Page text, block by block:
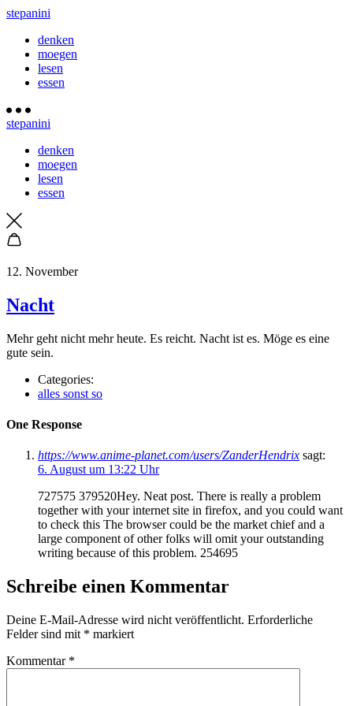
stepanini
denken
moegen
lesen
essen
stepanini
denken
moegen
lesen
essen
12. November
Nacht
Mehr geht nicht mehr heute. Es reicht. Nacht ist es. Möge es eine
gute sein.
Categories:
alles sonst so
One Response
https://www.anime-planet.com/users/ZanderHendrix sagt:
6. August um 13:22 Uhr
727575 379520Hey. Neat post. There is really a problem
together with your internet site in firefox, and you could want
to check this The browser could be the market chief and a
large component of other folks will omit your outstanding
writing because of this problem. 254695
Schreibe einen Kommentar
Deine E-Mail-Adresse wird nicht veröffentlicht. Erforderliche
Felder sind mit * markiert
Kommentar *